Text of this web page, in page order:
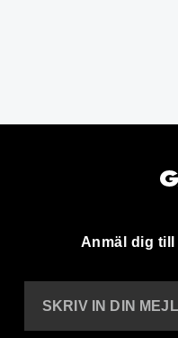
Anmäl dig till
SKRIV IN DIN